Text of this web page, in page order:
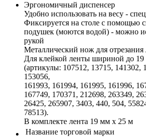
Эргономичный диспенсер
Удобно использовать на весу -
Фиксируется на столе с помощью
подушек (моются водой) - можно
рукой
Металлический нож для отрезания
Для клейкой ленты шириной до
(артикулы: 107512, 13715, 141302,
153056,
161993, 161994, 161995, 161996,
167749, 170371, 212698, 263349,
26425, 265907, 3403, 440, 504,
78513).
В комплекте лента 19 мм х 25 м
Название торговой марки